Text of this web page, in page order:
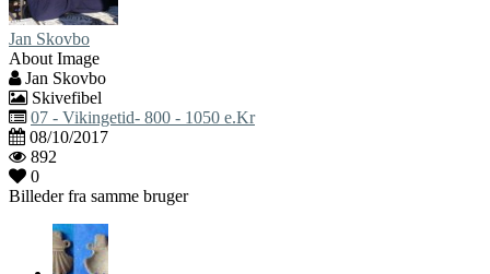
Jan Skovbo
About Image
Jan Skovbo
Skivefibel
07 - Vikingetid- 800 - 1050 e.Kr
08/10/2017
892
0
Billeder fra samme bruger